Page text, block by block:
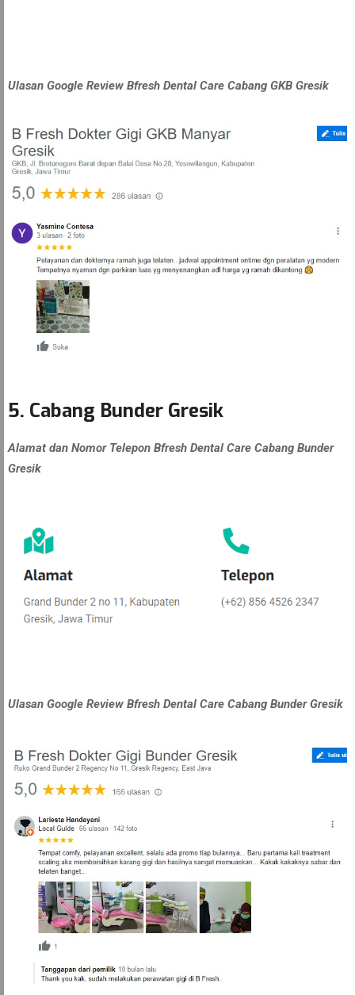
Ulasan Google Review Bfresh Dental Care Cabang GKB Gresik
5. Cabang Bunder Gresik
Alamat dan Nomor Telepon Bfresh Dental Care Cabang Bunder
Gresik
Ulasan Google Review Bfresh Dental Care Cabang Bunder Gresik